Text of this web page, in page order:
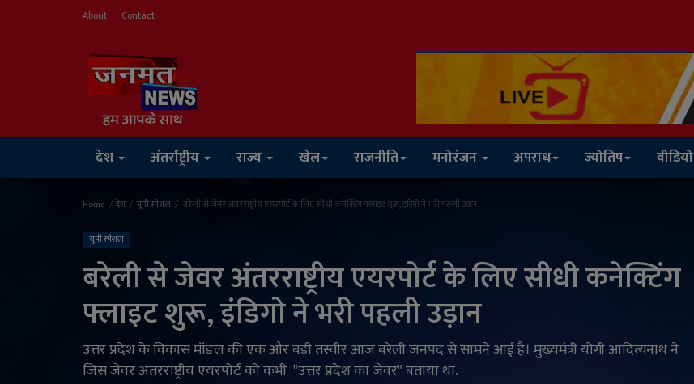
About Contact
देश अंतर्राष्ट्रीय राज्य खेल राजनीति मनोरंजन अपराध ज्योतिष वीडियो
Home देश यूपी स्पेशल बरेली से जेवर अंतरराष्ट्रीय एयरपोर्ट के लिए सीधी कनेक्टिंग फ्लाइट शुरू, इंडिगो ने भरी पहली उड़ान
यूपी स्पेशल
बरेली से जेवर अंतरराष्ट्रीय एयरपोर्ट के लिए सीधी कनेक्टिंग
फ्लाइट शुरू, इंडिगो ने भरी पहली उड़ान
उत्तर प्रदेश के विकास मॉडल की एक और बड़ी तस्वीर आज बरेली जनपद से सामने आई है। मुख्यमंत्री योगी आदित्यनाथ ने
जिस जेवर अंतरराष्ट्रीय एयरपोर्ट को कभी "उत्तर प्रदेश का जेवर" बताया था.